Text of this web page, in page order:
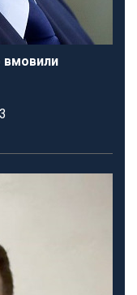
вмовили